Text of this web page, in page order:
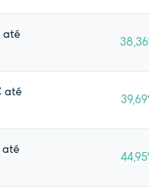
até
até
até